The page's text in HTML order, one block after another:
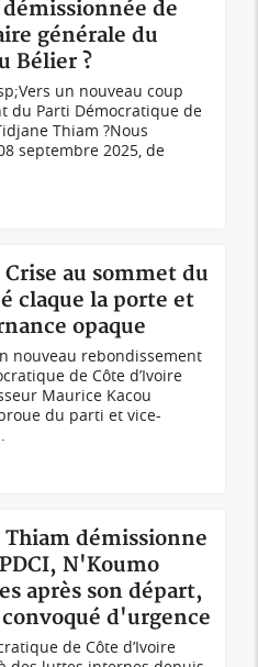
de
générale du
Bélier ?
un nouveau coup
du Parti Démocratique de
Thiam ?Nous
septembre 2025, de
au sommet du
claque la porte et
opaque
nouveau rebondissement
de Côte d’Ivoire
Maurice Kacou
du parti et vice-
démissionne
N'Koumo
après son départ,
d'urgence
de Côte d’Ivoire